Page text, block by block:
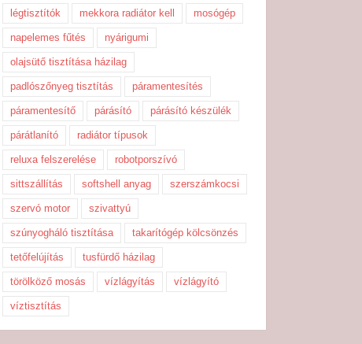
légtisztítók mekkora radiátor kell mosógép
napelemes fűtés nyárigumi
olajsütő tisztítása házilag
padlószőnyeg tisztítás páramentesítés
páramentesítő párásító párásító készülék
párátlanító radiátor típusok
reluxa felszerelése robotporszívó
sittszállítás softshell anyag szerszámkocsi
szervó motor szivattyú
szúnyogháló tisztítása takarítógép kölcsönzés
tetőfelújítás tusfürdő házilag
törölköző mosás vízlágyítás vízlágyító
víztisztítás